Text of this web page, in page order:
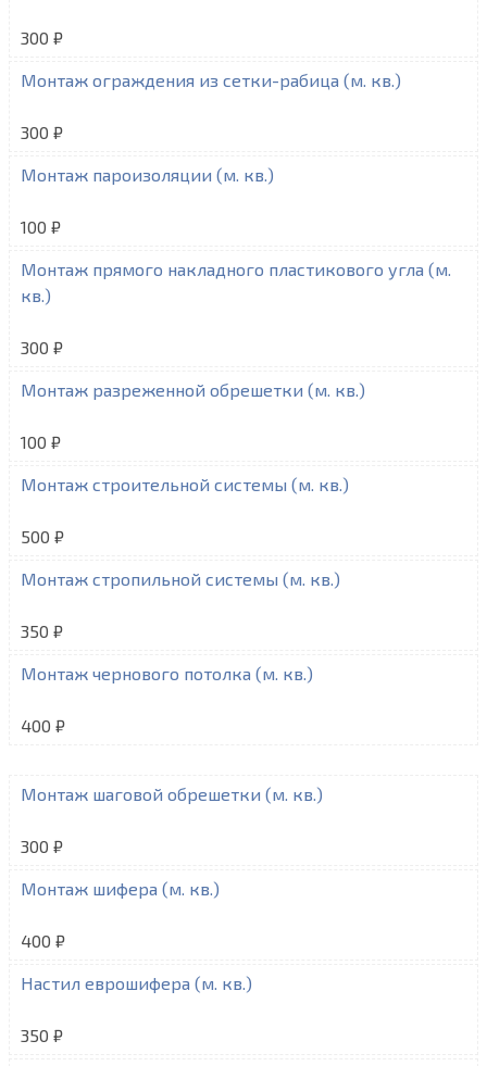
300 ₽
Монтаж ограждения из сетки-рабица (м. кв.)
300 ₽
Монтаж пароизоляции (м. кв.)
100 ₽
Монтаж прямого накладного пластикового угла (м.
кв.)
300 ₽
Монтаж разреженной обрешетки (м. кв.)
100 ₽
Монтаж строительной системы (м. кв.)
500 ₽
Монтаж стропильной системы (м. кв.)
350 ₽
Монтаж чернового потолка (м. кв.)
400 ₽
Монтаж шаговой обрешетки (м. кв.)
300 ₽
Монтаж шифера (м. кв.)
400 ₽
Настил еврошифера (м. кв.)
350 ₽